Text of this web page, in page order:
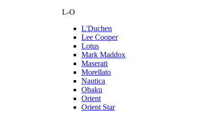
L-O
L'Duchen
Lee Cooper
Lotus
Mark Maddox
Maserati
Morellato
Nautica
Obaku
Orient
Orient Star